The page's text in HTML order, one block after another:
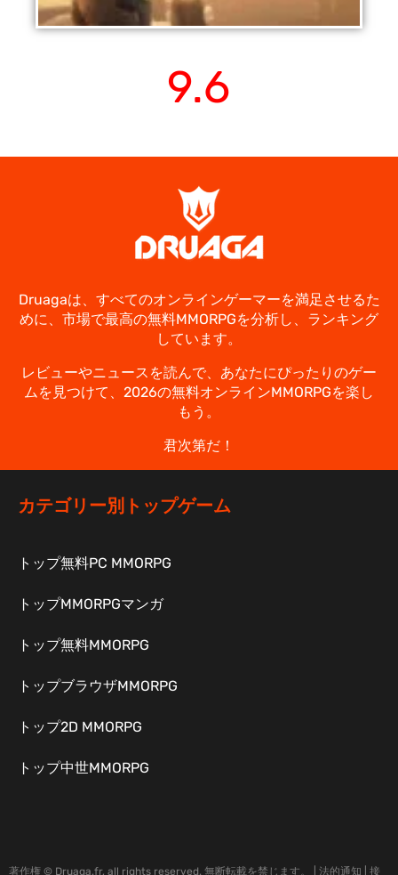
9.6
Druagaは、すべてのオンラインゲーマーを満足させるた
めに、市場で最高の無料MMORPGを分析し、ランキング
しています。
レビューやニュースを読んで、あなたにぴったりのゲー
ムを見つけて、2026の無料オンラインMMORPGを楽し
もう。
君次第だ！
カテゴリー別トップゲーム
トップ無料PC MMORPG
トップMMORPGマンガ
トップ無料MMORPG
トップブラウザMMORPG
トップ2D MMORPG
トップ中世MMORPG
著作権 © Druaga.fr, all rights reserved. 無断転載を禁じます。 | 法的通知 接